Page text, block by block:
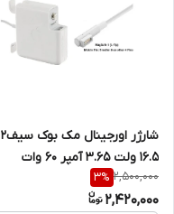
شارژر اورجینال مک بوک سیف2
16.5 ولت 3.65 آمپر 60 وات
2,500,000
3%
2,420,000